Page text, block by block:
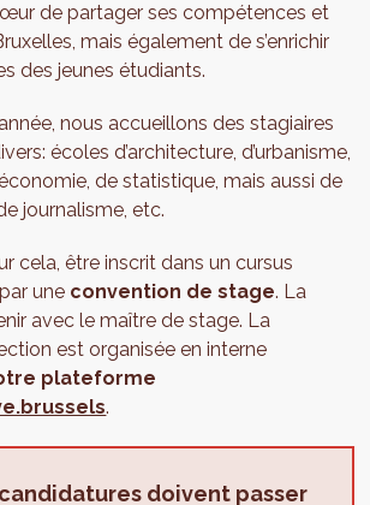
de partager ses compétences et
mais également de s’enrichir
des jeunes étudiants.
nous accueillons des stagiaires
écoles d’architecture, d’urbanisme,
de statistique, mais aussi de
journalisme, etc.
cela, être inscrit dans un cursus
une convention de stage. La
avec le maître de stage. La
est organisée en interne
plateforme
.
doivent passer